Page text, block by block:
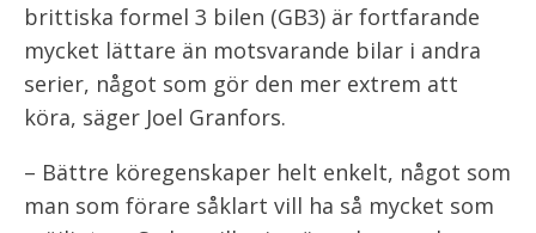
brittiska formel 3 bilen (GB3) är fortfarande
mycket lättare än motsvarande bilar i andra
serier, något som gör den mer extrem att
köra, säger Joel Granfors.
– Bättre köregenskaper helt enkelt, något som
man som förare såklart vill ha så mycket som